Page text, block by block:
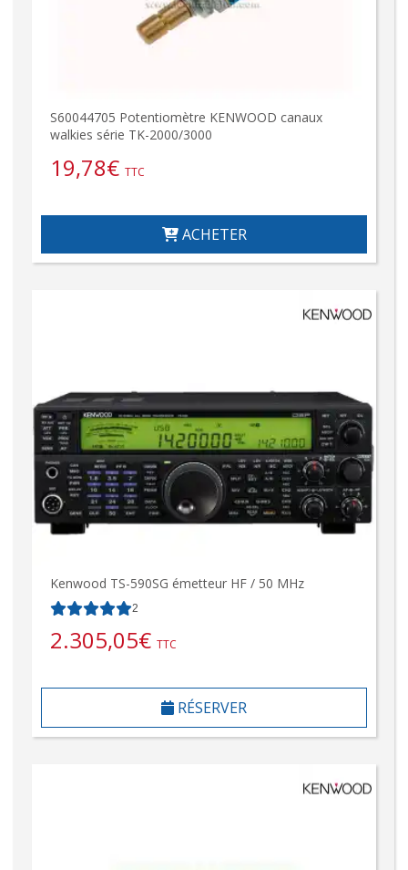
S60044705 Potentiomètre KENWOOD canaux
walkies série TK-2000/3000
19,78€ TTC
ACHETER
Kenwood TS-590SG émetteur HF / 50 MHz
2
2.305,05€ TTC
RÉSERVER